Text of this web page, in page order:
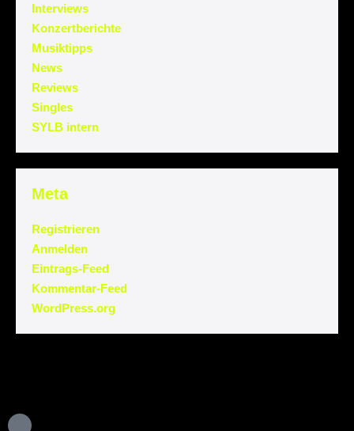
Interviews
Konzertberichte
Musiktipps
News
Reviews
Singles
SYLB intern
Meta
Registrieren
Anmelden
Eintrags-Feed
Kommentar-Feed
WordPress.org